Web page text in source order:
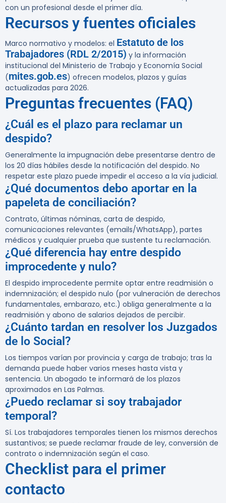
con un profesional desde el primer día.
Recursos y fuentes oficiales
Marco normativo y modelos: el Estatuto de los
Trabajadores (RDL 2/2015) y la información
institucional del Ministerio de Trabajo y Economía Social
(mites.gob.es) ofrecen modelos, plazos y guías
actualizadas para 2026.
Preguntas frecuentes (FAQ)
¿Cuál es el plazo para reclamar un
despido?
Generalmente la impugnación debe presentarse dentro de
los 20 días hábiles desde la notificación del despido. No
respetar este plazo puede impedir el acceso a la vía judicial.
¿Qué documentos debo aportar en la
papeleta de conciliación?
Contrato, últimas nóminas, carta de despido,
comunicaciones relevantes (emails/WhatsApp), partes
médicos y cualquier prueba que sustente tu reclamación.
¿Qué diferencia hay entre despido
improcedente y nulo?
El despido improcedente permite optar entre readmisión o
indemnización; el despido nulo (por vulneración de derechos
fundamentales, embarazo, etc.) obliga generalmente a la
readmisión y abono de salarios dejados de percibir.
¿Cuánto tardan en resolver los Juzgados
de lo Social?
Los tiempos varían por provincia y carga de trabajo; tras la
demanda puede haber varios meses hasta vista y
sentencia. Un abogado te informará de los plazos
aproximados en Las Palmas.
¿Puedo reclamar si soy trabajador
temporal?
Sí. Los trabajadores temporales tienen los mismos derechos
sustantivos; se puede reclamar fraude de ley, conversión de
contrato o indemnización según el caso.
Checklist para el primer
contacto